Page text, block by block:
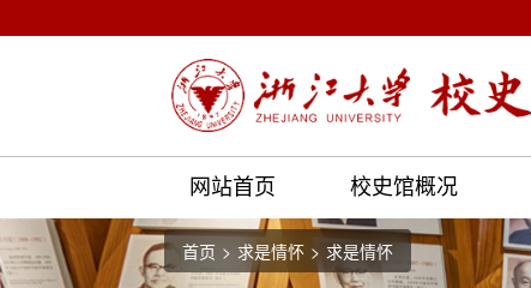
网站首页 校史馆概况
首页 求是情怀 求是情怀